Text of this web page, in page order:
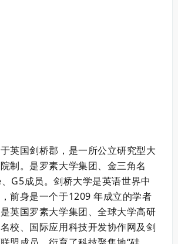
英国剑桥郡，是一所公立研究型大
制。是罗素大学集团、金三角名
G5成员。剑桥大学是英语世界中
前身是一个于1209 年成立的学者
英国罗素大学集团、全球大学高研
校、国际应用科技开发协作网及剑